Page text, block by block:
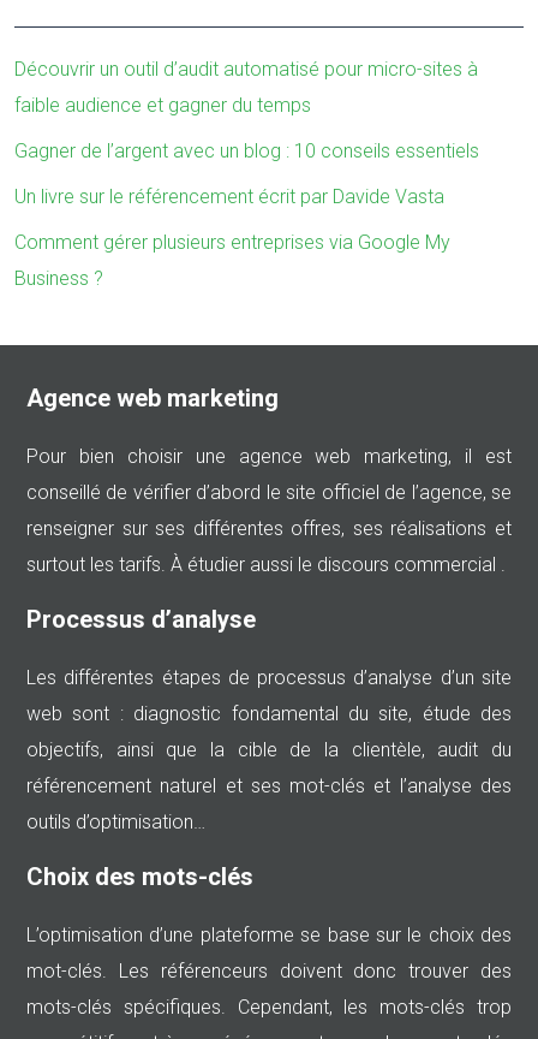
Découvrir un outil d’audit automatisé pour micro-sites à
faible audience et gagner du temps
Gagner de l’argent avec un blog : 10 conseils essentiels
Un livre sur le référencement écrit par Davide Vasta
Comment gérer plusieurs entreprises via Google My
Business ?
Agence web marketing
Pour bien choisir une agence web marketing, il est
conseillé de vérifier d’abord le site officiel de l’agence, se
renseigner sur ses différentes offres, ses réalisations et
surtout les tarifs. À étudier aussi le discours commercial .
Processus d’analyse
Les différentes étapes de processus d’analyse d’un site
web sont : diagnostic fondamental du site, étude des
objectifs, ainsi que la cible de la clientèle, audit du
référencement naturel et ses mot-clés et l’analyse des
outils d’optimisation…
Choix des mots-clés
L’optimisation d’une plateforme se base sur le choix des
mot-clés. Les référenceurs doivent donc trouver des
mots-clés spécifiques. Cependant, les mots-clés trop